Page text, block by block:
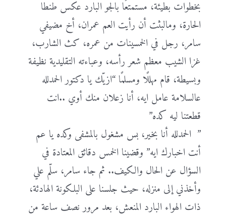
بخطوات بطيئة، مستمتعًا بالجو البارد عكس طنطا
الحارة، ومالبثت أن رأيت العم عمران، أخ مضيفي
سامر، رجل في الخمسينات من عمره، كث الشارب،
غزا الشيب معظم شعر رأسه، وعباءته التقليدية نظيفة
وبسيطة، قام مهللًا ومسلمًا “ازيّك يا دكتور الحمدلله
عالسلامة عامل ايه، أنا زعلان منك أوي ..انت
قطعتنا ليه كده”
” الحمدلله أنا بخير، بس مشغول بالمشفى وكده يا عم
أنت اخبارك ايه” وقضينا الخمس دقائق المعتادة في
السؤال عن الحال والكيف.. ثم جاء سامر، سلّم علي
وأخذني إلى منزله، حيث جلسنا على البلكونة الهادئة،
ذات الهواء البارد المنعش، بعد مرور نصف ساعة من